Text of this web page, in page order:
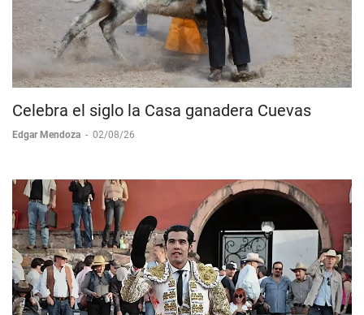
Celebra el siglo la Casa ganadera Cuevas
Edgar Mendoza - 02/08/26